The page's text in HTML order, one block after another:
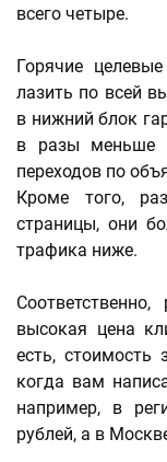
всего четыре.
Горячие
лазить по всей
в нижний блок
в разы меньше
переходов по
Кроме того,
страницы, они
трафика ниже.
высокая цена
есть, стоимость
когда вам
например, в
рублей, а в